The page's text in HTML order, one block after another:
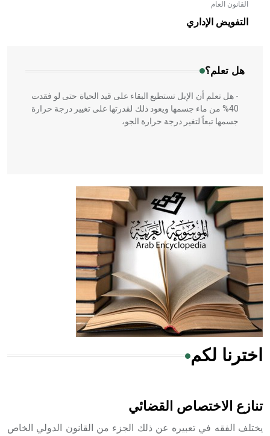
القانون العام
التفويض الإداري
هل تعلم؟
- هل تعلم أن الأبلق نوع من الفنون الهندسية التي ارتبطت
بالعمارة الإسلامية في بلاد الشام ومصر خاصة، حيث يحرص
المعمار على بناء مداميكه وخاصة في الواجهات
- هل تعلم أن الإبل تستطيع البقاء على قيد الحياة حتى لو فقدت
40% من ماء جسمها ويعود ذلك لقدرتها على تغيير درجة حرارة
جسمها تبعاً لتغير درجة حرارة الجو،
- هل تعلم أن أبقراط كتب في الطب أربعة مؤلفات هي:
الحكم، الأدلة، تنظيم التغذية، ورسالته في جروح الرأس. ويعود
له الفضل بأنه حرر الطب من الدين والفلسفة.
- هل تعلم أن المرجان إفراز حيواني يتكون في البحر ويتركب
من مادة كربونات الكلسيوم، وهو أحمر أو شديد الحمرة وهو
أجود أنواعه، ويمتاز بكبر الحجم ويسمى الش
هل تعلم أن الأبسيد كلمة فرنسية اللفظ تم اعتمادها مصطلحاً
اخترنا لكم
تنازع الاختصاص القضائي
يختلف الفقه في تعبيره عن ذلك الجزء من القانون الدولي الخاص